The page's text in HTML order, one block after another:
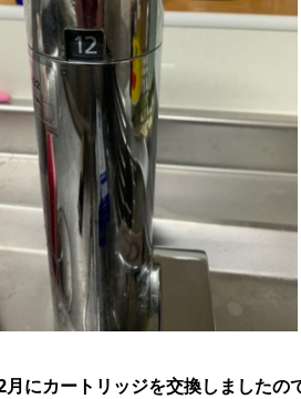
月にカートリッジを交換しました